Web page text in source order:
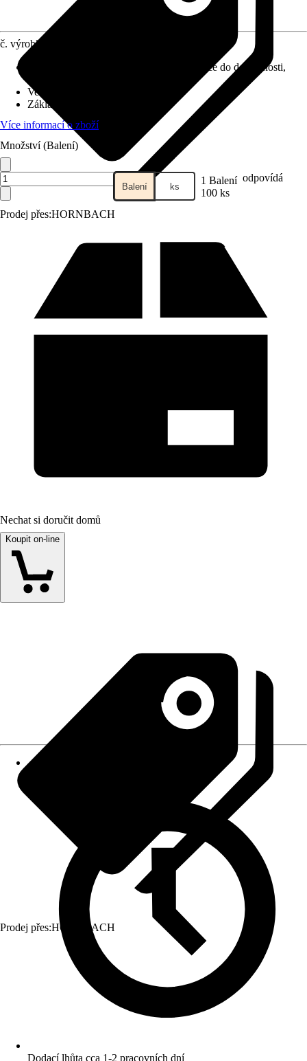
Prodej přes:HORNBACH
č. výrobku
Jednorázové rukavice, Rukavice do domácnosti,
Velikost
Základní barva
Více informací o zboží
Množství (Balení)
Balení ks 1 Balení odpovídá
100 ks
Nechat si doručit domů
Koupit on-line
Prodej přes:HORNBACH
Dodací lhůta cca 1-2 pracovních dní